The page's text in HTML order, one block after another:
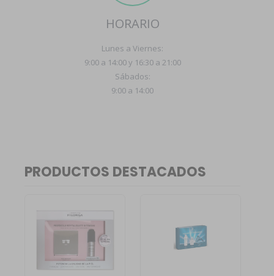
HORARIO
Lunes a Viernes:
9:00 a 14:00 y 16:30 a 21:00
Sábados:
9:00 a 14:00